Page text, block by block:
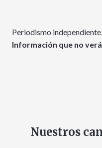
Periodismo
Información que no
Nuestros